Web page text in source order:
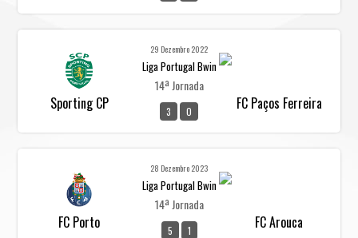
Sporting CP
29 Dezembro 2022
Liga Portugal Bwin
14ª Jornada
3 0 FC Paços Ferreira
FC Porto
28 Dezembro 2023
Liga Portugal Bwin
14ª Jornada
5 1 FC Arouca